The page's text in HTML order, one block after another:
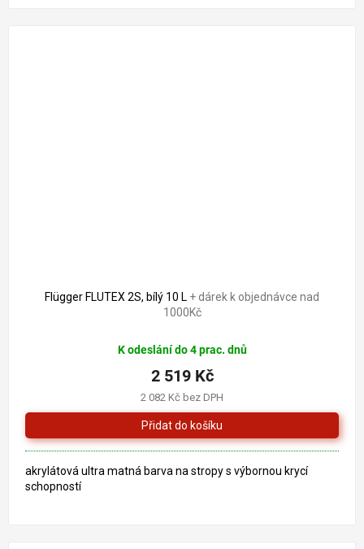
Flügger FLUTEX 2S, bílý 10 L + dárek k objednávce nad
1000Kč
K odeslání do 4 prac. dnů
2 082 Kč bez DPH
2 519 Kč
akrylátová ultra matná barva na stropy s výbornou krycí
schopností